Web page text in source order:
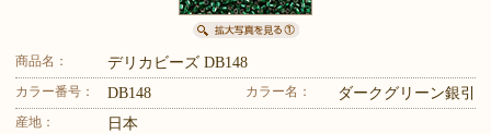
商品名： デリカビーズ DB148
カラー番号： DB148 カラー名： ダークグリーン銀引
産地： 日本